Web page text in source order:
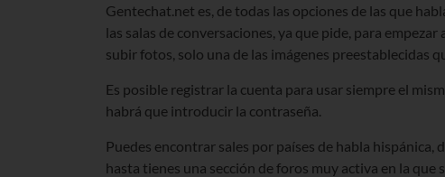
Gentechat.net es, de todas las opciones de las que
las salas de conversaciones, ya que pide, para empezar
subir fotos, solo una de las imágenes preestablecidas
Es posible registrar la cuenta para usar siempre el
habrá que introducir la contraseña.
Puedes encontrar sales por países de habla
hasta tienes una sección de foros muy activa en la